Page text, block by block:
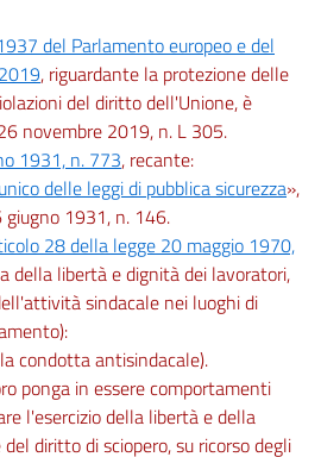
del Parlamento europeo e del
, riguardante la protezione delle
del diritto dell'Unione, è
novembre 2019, n. L 305.
1931, n. 773, recante:
delle leggi di pubblica sicurezza»,
giugno 1931, n. 146.
28 della legge 20 maggio 1970,
della libertà e dignità dei lavoratori,
sindacale nei luoghi di
condotta antisindacale).
ponga in essere comportamenti
l'esercizio della libertà e della
diritto di sciopero, su ricorso degli